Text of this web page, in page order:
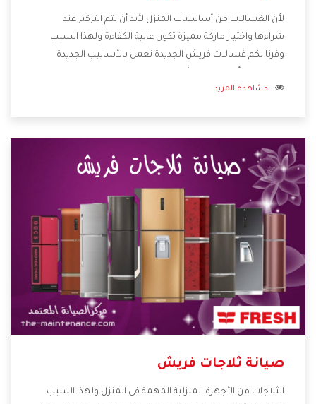
لأن الغسالات من أساسيات المنزل لأبد أن يتم التركيز عند
شراءها واختيار ماركة مميزة تكون عالية الكفاءة ولهذا السبب
وفرنا لكم غسالات فريش الجديدة تعمل بالأساليب الجديدة
بشراء المنتج وتقدم لنا الشركة أفضل الاسعار المناسبة للعملاء
مشاهدة المزيد
صيانة ثلاجات فريش
الثلاجات من الأجهزة المنزلية المهمة فى المنزل ولهذا السبب